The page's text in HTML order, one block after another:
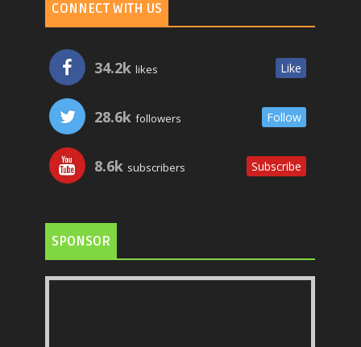
CONNECT WITH US
34.2k likes Like
28.6k followers Follow
8.6k subscribers Subscribe
SPONSOR